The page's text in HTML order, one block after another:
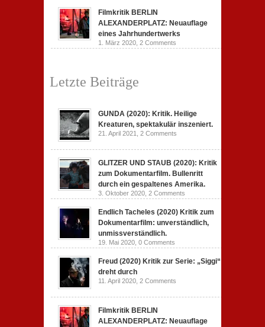
Filmkritik BERLIN
ALEXANDERPLATZ: Neuauflage
eines Jahrhundertwerks
1. März 2020, 2 Comments
Letzte Beiträge
GUNDA (2020): Kritik. Heilige
Kreaturen, spektakulär inszeniert.
21. April 2021, 2 Comments
GLITZER UND STAUB (2020): Kritik
zum Dokumentarfilm. Bullenritt
durch ein gespaltenes Amerika.
3. Oktober 2020, 2 Comments
Endlich Tacheles (2020) Kritik zum
Dokumentarfilm: unverständlich,
unmissverständlich.
19. Mai 2020, 0 Comments
Freud (2020) Kritik zur Serie: „Siggi“
dreht durch
11. April 2020, 2 Comments
Filmkritik BERLIN
ALEXANDERPLATZ: Neuauflage